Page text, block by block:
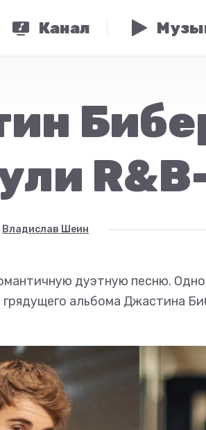
Канал
Владислав Шеин
дуэтную песню.
грядущего альбома Джастина